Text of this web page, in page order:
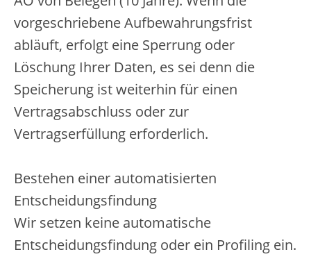
vorgeschriebene Aufbewahrungsfrist
abläuft, erfolgt eine Sperrung oder
Löschung Ihrer Daten, es sei denn die
Speicherung ist weiterhin für einen
Vertragsabschluss oder zur
Vertragserfüllung erforderlich.
Bestehen einer automatisierten
Entscheidungsfindung
Wir setzen keine automatische
Entscheidungsfindung oder ein Profiling ein.